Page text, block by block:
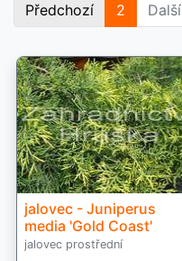
Předchozí 2 Další
jalovec - Juniperus
media 'Gold Coast'
jalovec prostřední